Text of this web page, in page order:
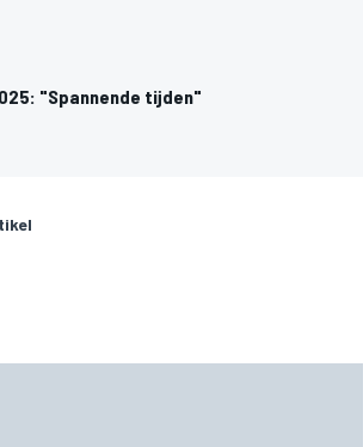
"Spannende tijden"